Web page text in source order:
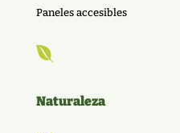
Paneles accesibles

Naturaleza